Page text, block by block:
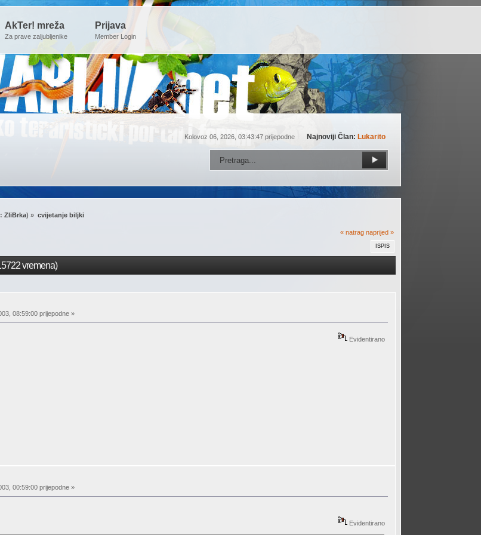
AkTer! mreža
Za prave zaljubljenike
Prijava
Member Login
Kolovoz 06, 2026, 03:43:47 prijepodne Najnoviji Član: Lukarito
ZliBrka) » cvijetanje biljki
« natrag naprijed »
ISPIS
vremena)
08:59:00 prijepodne »
Evidentirano
00:59:00 prijepodne »
Evidentirano